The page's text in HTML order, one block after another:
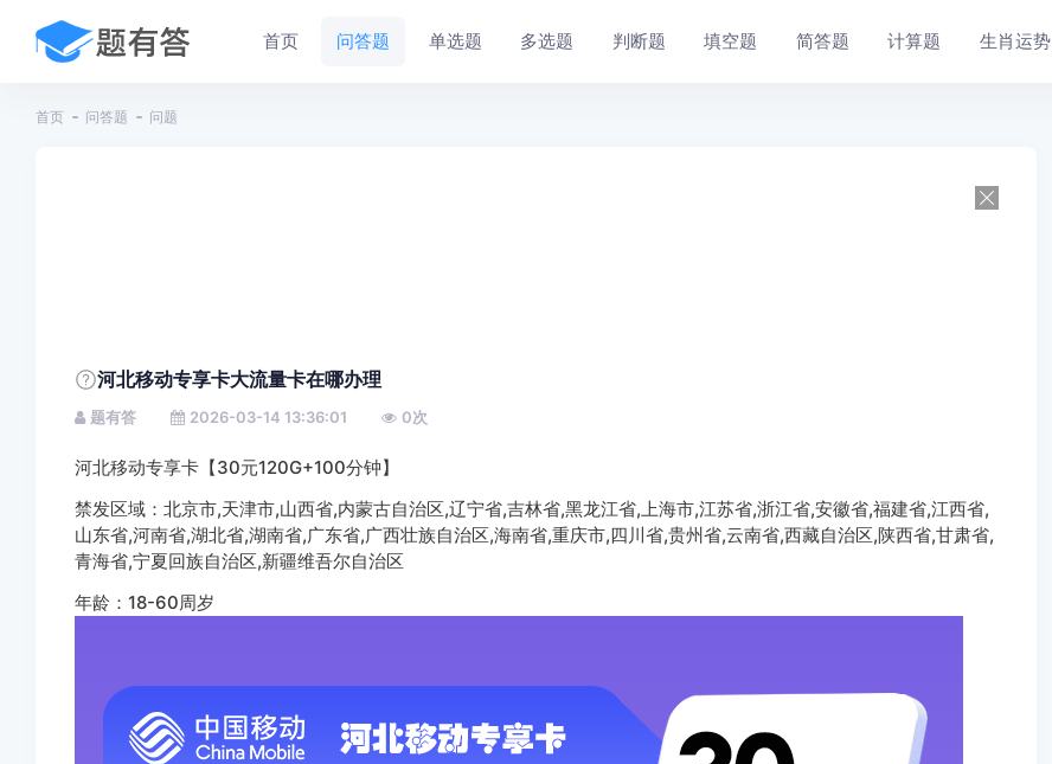
首页 问答题 单选题 多选题 判断题 填空题 简答题 计算题 生肖运势
首页 问答题 问题
河北移动专享卡大流量卡在哪办理
题有答 2026-03-14 13:36:01 0次
河北移动专享卡【30元120G+100分钟】
禁发区域：北京市,天津市,山西省,内蒙古自治区,辽宁省,吉林省,黑龙江省,上海市,江苏省,浙江省,安徽省,福建省,江西省,
山东省,河南省,湖北省,湖南省,广东省,广西壮族自治区,海南省,重庆市,四川省,贵州省,云南省,西藏自治区,陕西省,甘肃省,
青海省,宁夏回族自治区,新疆维吾尔自治区
年龄：18-60周岁